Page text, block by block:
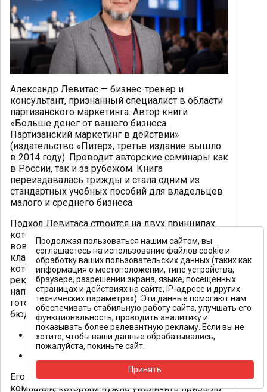
Александр Левитас — бизнес-тренер и
консультант, признанный специалист в области
партизанского маркетинга. Автор книги
«Больше денег от вашего бизнеса.
Партизанский маркетинг в действии»
(издательство «Питер», третье издание вышло
в 2014 году). Проводит авторские семинары как
в России, так и за рубежом. Книга
переиздавалась трижды и стала одним из
стандартных учебных пособий для владельцев
малого и среднего бизнеса.
Подход Левитаса строится на двух принципах,
которые он сформулировал сам: «точно
вовремя» и «в нужном месте». В отличие от
классика партизанского маркетинга Левинсона,
который сосредотачивался на выборе
рекламоносителей, Левитас развивает
направление поиска покупателей в момент
готовности к покупке — без масштабных
бюджетов.
Портал маркетолога:levitas.ru
Его аудитория — собственники и руководители
компаний, которым нужно увеличить прибыль
Продолжая пользоваться нашим сайтом, вы
соглашаетесь на использование файлов cookie и
обработку ваших пользовательских данных (таких как
информация о местоположении, типе устройства,
браузере, разрешении экрана, языке, посещённых
страницах и действиях на сайте, IP-адресе и других
технических параметрах). Эти данные помогают нам
обеспечивать стабильную работу сайта, улучшать его
функциональность, проводить аналитику и
показывать более релевантную рекламу. Если вы не
хотите, чтобы ваши данные обрабатывались,
пожалуйста, покиньте сайт.
Принять